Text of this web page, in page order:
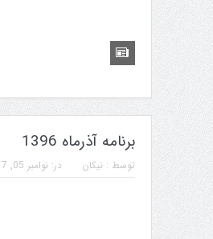
برنامه آذرماه 1396
توسط :نیکان در:نوامبر 05, 2017